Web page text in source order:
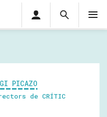
Cerca
privada
PICAZO
de CRÍTIC